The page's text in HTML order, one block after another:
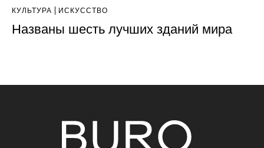
КУЛЬТУРА ИСКУССТВО
Названы шесть лучших зданий мира